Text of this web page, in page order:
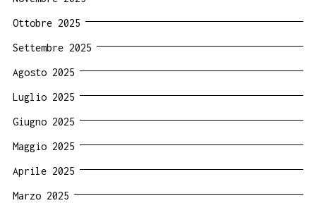
Ottobre 2025
Settembre 2025
Agosto 2025
Luglio 2025
Giugno 2025
Maggio 2025
Aprile 2025
Marzo 2025